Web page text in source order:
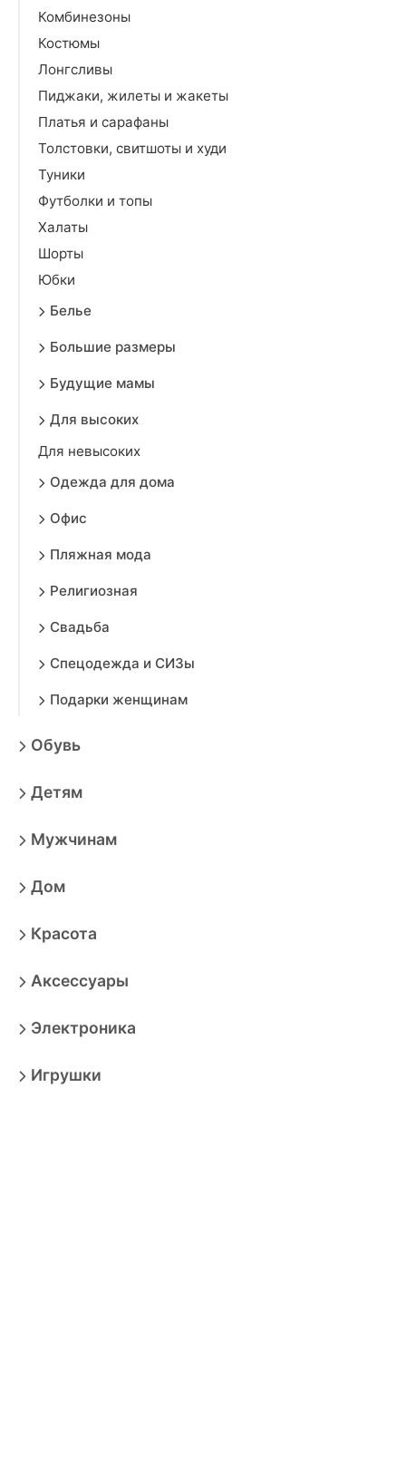
Комбинезоны
Костюмы
Лонгсливы
Пиджаки, жилеты и жакеты
Платья и сарафаны
Толстовки, свитшоты и худи
Туники
Футболки и топы
Халаты
Шорты
Юбки
Белье
Большие размеры
Будущие мамы
Для высоких
Для невысоких
Одежда для дома
Офис
Пляжная мода
Религиозная
Свадьба
Спецодежда и СИЗы
Подарки женщинам
Обувь
Детям
Мужчинам
Дом
Красота
Аксессуары
Электроника
Игрушки